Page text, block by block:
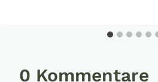
0 Kommentare